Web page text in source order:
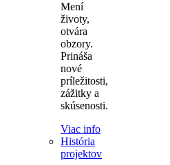
Mení
životy,
otvára
obzory.
Prináša
nové
príležitosti,
zážitky a
skúsenosti.
Viac info
História
projektov